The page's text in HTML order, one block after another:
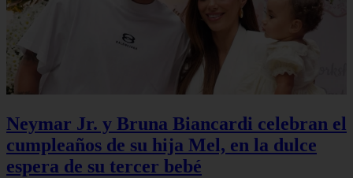
Neymar Jr. y Bruna Biancardi celebran el
cumpleaños de su hija Mel, en la dulce
espera de su tercer bebé